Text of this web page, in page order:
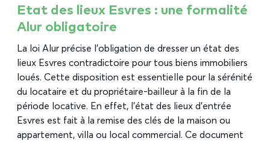
Etat des lieux Esvres : une formalité
Alur obligatoire
La loi Alur précise l’obligation de dresser un état des
lieux Esvres contradictoire pour tous biens immobiliers
loués. Cette disposition est essentielle pour la sérénité
du locataire et du propriétaire-bailleur à la fin de la
période locative. En effet, l’état des lieux d’entrée
Esvres est fait à la remise des clés de la maison ou
appartement, villa ou local commercial. Ce document